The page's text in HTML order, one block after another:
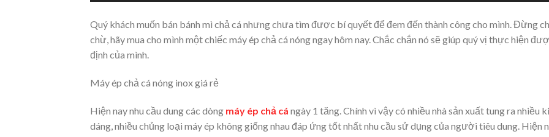
Quý khách muốn bán bánh mì chả cá nhưng chưa tìm được bí quyết để đem đến thành công cho mình. Đừng
chừ, hãy mua cho mình một chiếc máy ép chả cá nóng ngay hôm nay. Chắc chắn nó sẽ giúp quý vị thực hiện
định của mình.
Máy ép chả cá nóng inox giá rẻ
Hiện nay nhu cầu dung các dòng máy ép chả cá ngày 1 tăng. Chính vì vậy có nhiều nhà sản xuất tung ra nhiều
dáng, nhiều chủng loại máy ép không giống nhau đáp ứng tốt nhất nhu cầu sử dụng của người tiêu dung. Hiện